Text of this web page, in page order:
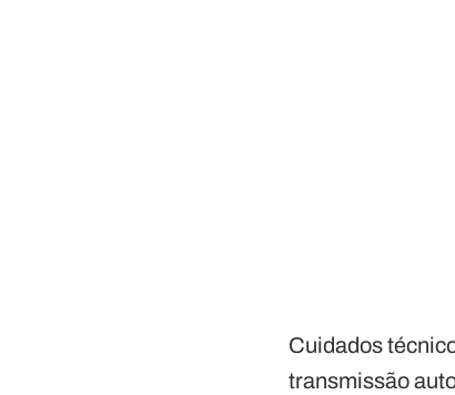
Cuidados
transmissão